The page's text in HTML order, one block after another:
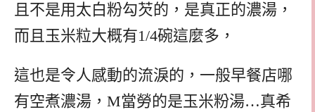
且不是用太白粉勾芡的，是真正的濃湯，
而且玉米粒大概有1/4碗這麼多，
這也是令人感動的流淚的，一般早餐店哪
有空煮濃湯，M當勞的是玉米粉湯…真希